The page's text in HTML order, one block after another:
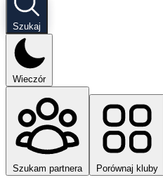
Szukaj
Wieczór
Szukam partnera Porównaj kluby